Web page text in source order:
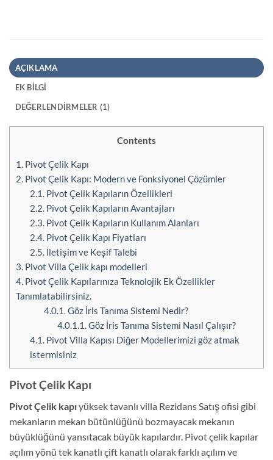
AÇIKLAMA
EK BILGI
DEĞERLENDIRMELER (1)
Contents
1. Pivot Çelik Kapı
2. Pivot Çelik Kapı: Modern ve Fonksiyonel Çözümler
2.1.Pivot Çelik Kapıların Özellikleri
2.2.Pivot Çelik Kapıların Avantajları
2.3.Pivot Çelik Kapıların Kullanım Alanları
2.4.Pivot Çelik Kapı Fiyatları
2.5.İletişim ve Keşif Talebi
3. Pivot Villa Çelik kapı modelleri
4. Pivot Çelik Kapılarınıza Teknolojik Ek Özellikler
Tanımlatabilirsiniz.
4.0.1.Göz İris Tanıma Sistemi Nedir?
4.0.1.1.Göz İris Tanıma Sistemi Nasıl Çalışır?
4.1.Pivot Villa Kapısı Diğer Modellerimizi göz atmak
istermisiniz
Pivot Çelik Kapı
Pivot Çelik kapıyüksek tavanlı villa Rezidans Satış ofisi gibi
mekanların mekan bütünlüğünü bozmayacak mekanın
büyüklüğünü yansıtacak büyük kapılardır. Pivot çelik kapılar
açılım yönü tek kanatlı çift kanatlı olarak farklı açılım ve